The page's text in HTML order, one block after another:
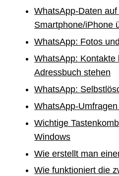
WhatsApp-Daten
Smartphone/iPhone
WhatsApp: Fotos
WhatsApp: Kontakte
Adressbuch stehen
WhatsApp:
WhatsApp-
Wichtige
Windows
Wie erstellt man
Wie funktioniert die